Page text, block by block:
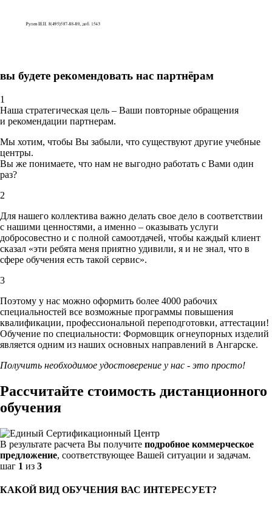
вы будете рекомендовать нас партнёрам
1
Наша стратегическая цель – Ваши повторные обращения
и рекомендации партнерам.
Мы хотим, чтобы Вы забыли, что существуют другие учебные
центры.
Вы же понимаете, что нам не выгодно работать с Вами один
раз?
2
Для нашего коллектива важно делать свое дело в соответствии
с нашими ценностями, а именно – оказывать услуги
добросовестно и с полной самоотдачей, чтобы каждый клиент
сказал «эти ребята меня приятно удивили, я и не знал, что в
сфере обучения есть такой сервис».
3
Поэтому у нас можно оформить более 4000 рабочих
специальностей все возможные программы повышения
квалификации, профессиональной переподготовки, аттестации!
Обучение по специальности: Формовщик огнеупорных изделий
является одним из наших основных направлений в Ангарске.
Получить необходимое удостоверение у нас - это просто!
Рассчитайте стоимость дистанционного
обучения
В результате расчета Вы получите подробное коммерческое
предложение, соответствующее Вашей ситуации и задачам.
шаг 1 из 3
КАКОЙ ВИД ОБУЧЕНИЯ ВАС ИНТЕРЕСУЕТ?